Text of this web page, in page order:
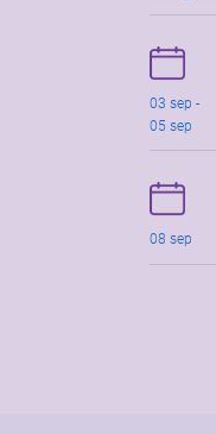
03 sep -
05 sep
08 sep